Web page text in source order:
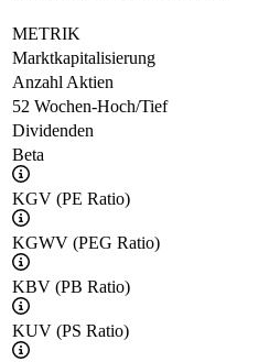
METRIK
Marktkapitalisierung
Anzahl Aktien
52 Wochen-Hoch/Tief
Dividenden
Beta
KGV (PE Ratio)
KGWV (PEG Ratio)
KBV (PB Ratio)
KUV (PS Ratio)